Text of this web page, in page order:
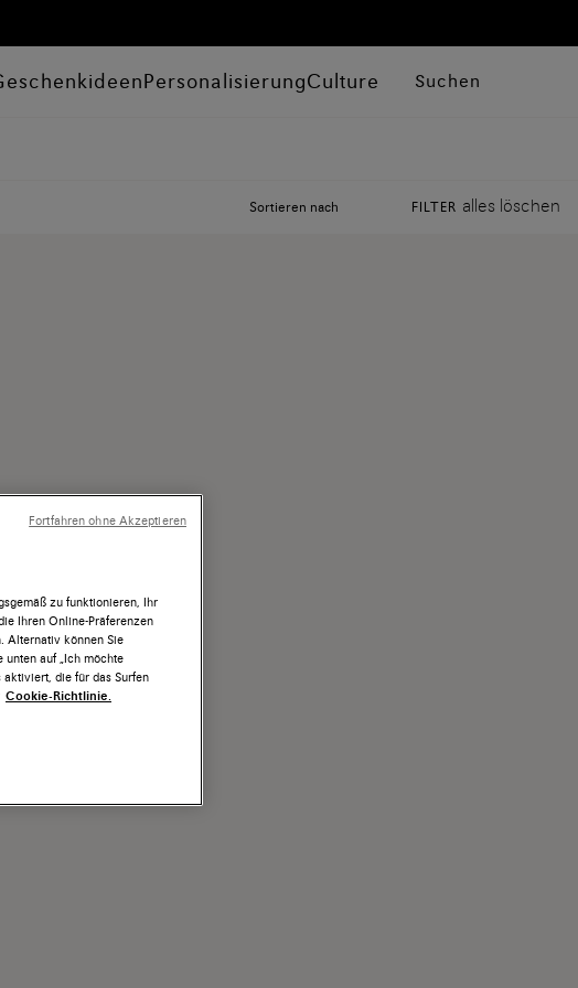
PersonalisierungCulture Suchen
Sortieren nach FILTER alles löschen
zu funktionieren, Ihr
Ihren Online-Präferenzen
Alternativ können Sie
auf „Ich möchte
die für das Surfen
Cookie-Richtlinie.
Fortfahren ohne Akzeptieren